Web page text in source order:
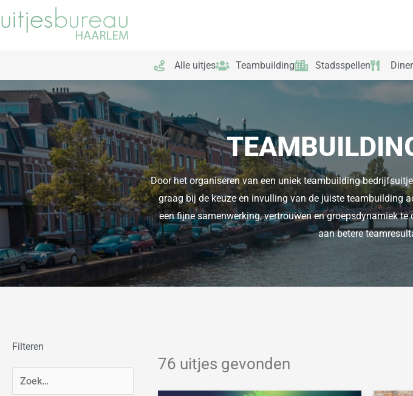
naar
Alle uitjes Teambuilding Stadsspellen
Door het organiseren van een uniek teambuilding
graag bij de keuze en invulling van de juiste teambuilding
een fijne samenwerking, vertrouwen en groepsdynamiek
aan betere
Filteren
76 uitjes gevonden